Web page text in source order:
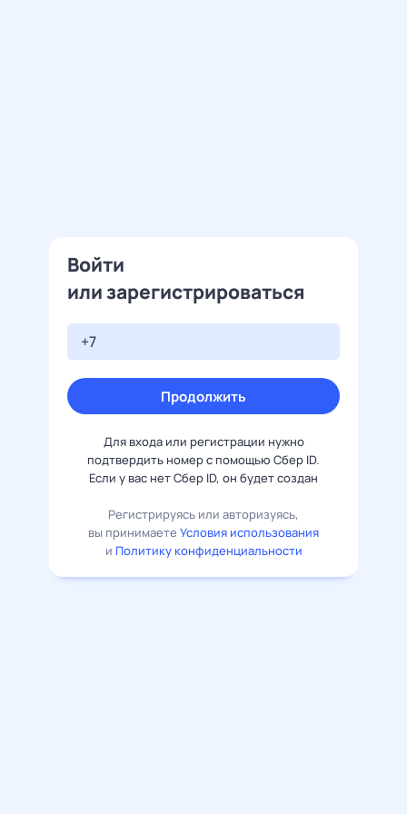
Войти
или зарегистрироваться
Продолжить
Для входа или регистрации нужно
подтвердить номер с помощью Сбер ID.
Если у вас нет Сбер ID, он будет создан
Регистрируясь или авторизуясь,
вы принимаете Условия использования
и Политику конфиденциальности